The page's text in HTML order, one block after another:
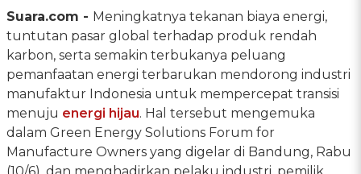
Suara.com - Meningkatnya tekanan biaya energi,
tuntutan pasar global terhadap produk rendah
karbon, serta semakin terbukanya peluang
pemanfaatan energi terbarukan mendorong industri
manufaktur Indonesia untuk mempercepat transisi
menuju energi hijau. Hal tersebut mengemuka
dalam Green Energy Solutions Forum for
Manufacture Owners yang digelar di Bandung, Rabu